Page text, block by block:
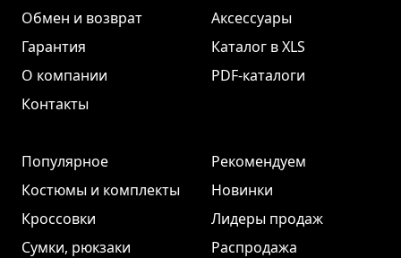
Обмен и возврат
Гарантия
О компании
Контакты
Аксессуары
Каталог в XLS
PDF-каталоги
Популярное
Костюмы и комплекты
Кроссовки
Сумки, рюкзаки
Рекомендуем
Новинки
Лидеры продаж
Распродажа